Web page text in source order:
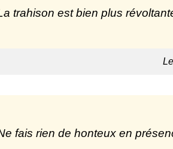
trahison est bien plus
fais rien de honteux en